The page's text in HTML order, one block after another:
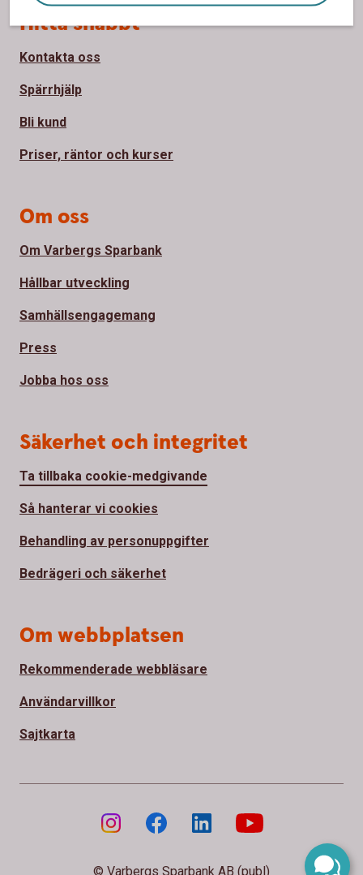
Sidfot
Hitta snabbt
Kontakta oss
Spärrhjälp
Bli kund
Priser, räntor och kurser
Om oss
Om Varbergs Sparbank
Hållbar utveckling
Samhällsengagemang
Press
Jobba hos oss
Säkerhet och integritet
Ta tillbaka cookie-medgivande
Så hanterar vi cookies
Behandling av personuppgifter
Bedrägeri och säkerhet
Om webbplatsen
Rekommenderade webbläsare
Användarvillkor
Sajtkarta
© Varbergs Sparbank AB (publ)